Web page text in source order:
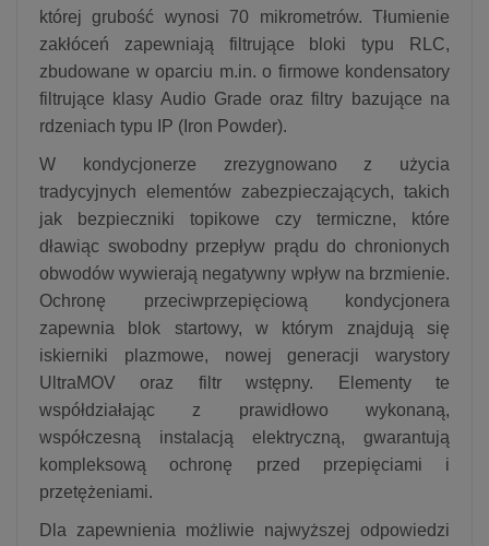
której grubość wynosi 70 mikrometrów. Tłumienie
zakłóceń zapewniają filtrujące bloki typu RLC,
zbudowane w oparciu m.in. o firmowe kondensatory
filtrujące klasy Audio Grade oraz filtry bazujące na
rdzeniach typu IP (Iron Powder).
W kondycjonerze zrezygnowano z użycia
tradycyjnych elementów zabezpieczających, takich
jak bezpieczniki topikowe czy termiczne, które
dławiąc swobodny przepływ prądu do chronionych
obwodów wywierają negatywny wpływ na brzmienie.
Ochronę przeciwprzepięciową kondycjonera
zapewnia blok startowy, w którym znajdują się
iskierniki plazmowe, nowej generacji warystory
UltraMOV oraz filtr wstępny. Elementy te
współdziałając z prawidłowo wykonaną,
współczesną instalacją elektryczną, gwarantują
kompleksową ochronę przed przepięciami i
przetężeniami.
Dla zapewnienia możliwie najwyższej odpowiedzi